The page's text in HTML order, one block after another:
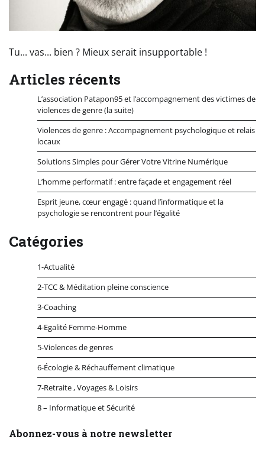
Tu... vas... bien ? Mieux serait insupportable !
Articles récents
L’association Patapon95 et l’accompagnement des victimes de
violences de genre (la suite)
Violences de genre : Accompagnement psychologique et relais
locaux
Solutions Simples pour Gérer Votre Vitrine Numérique
L’homme performatif : entre façade et engagement réel
Esprit jeune, cœur engagé : quand l’informatique et la
psychologie se rencontrent pour l’égalité
Catégories
1-Actualité
2-TCC & Méditation pleine conscience
3-Coaching
4-Egalité Femme-Homme
5-Violences de genres
6-Écologie & Réchauffement climatique
7-Retraite , Voyages & Loisirs
8 – Informatique et Sécurité
Abonnez-vous à notre newsletter